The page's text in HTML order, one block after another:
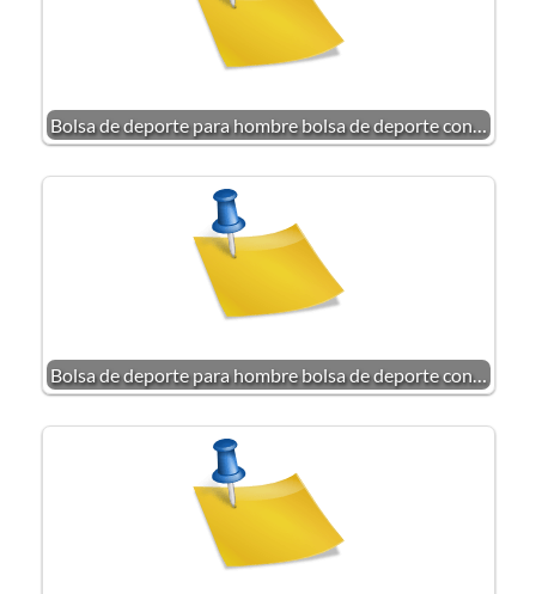
Bolsa de deporte para hombre bolsa de deporte con…
Bolsa de deporte para hombre bolsa de deporte con…